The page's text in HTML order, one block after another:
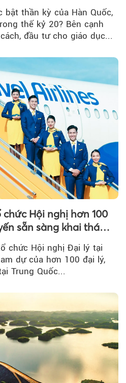
thần kỳ của Hàn Quốc,
thế kỷ 20? Bên cạnh
đầu tư cho giáo dục...
Hội nghị hơn 100
sẵn sàng khai thác
- Thâm Quyến
chức Hội nghị Đại lý tại
dự của hơn 100 đại lý,
Trung Quốc...